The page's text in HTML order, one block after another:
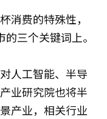
消费的特殊性，
三个关键词上。
人工智能、半导
业研究院也将半
产业，相关行业